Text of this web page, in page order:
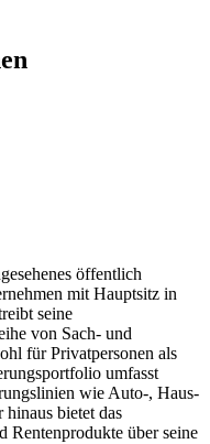
öffentlich
mit Hauptsitz in
seine
von Sach- und
für Privatpersonen als
umfasst
wie Auto-, Haus-
bietet das
Rentenprodukte über seine